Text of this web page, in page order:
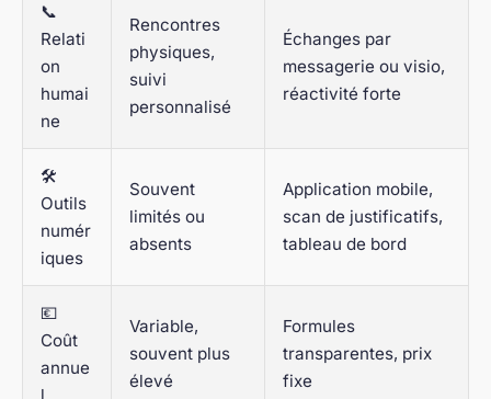
📞
Relati
on
humai
ne
Rencontres
physiques,
suivi
personnalisé
Échanges par
messagerie ou visio,
réactivité forte
🛠️
Outils
numér
iques
Souvent
limités ou
absents
Application mobile,
scan de justificatifs,
tableau de bord
💶
Coût
annue
Variable,
souvent plus
élevé
Formules
transparentes, prix
fixe